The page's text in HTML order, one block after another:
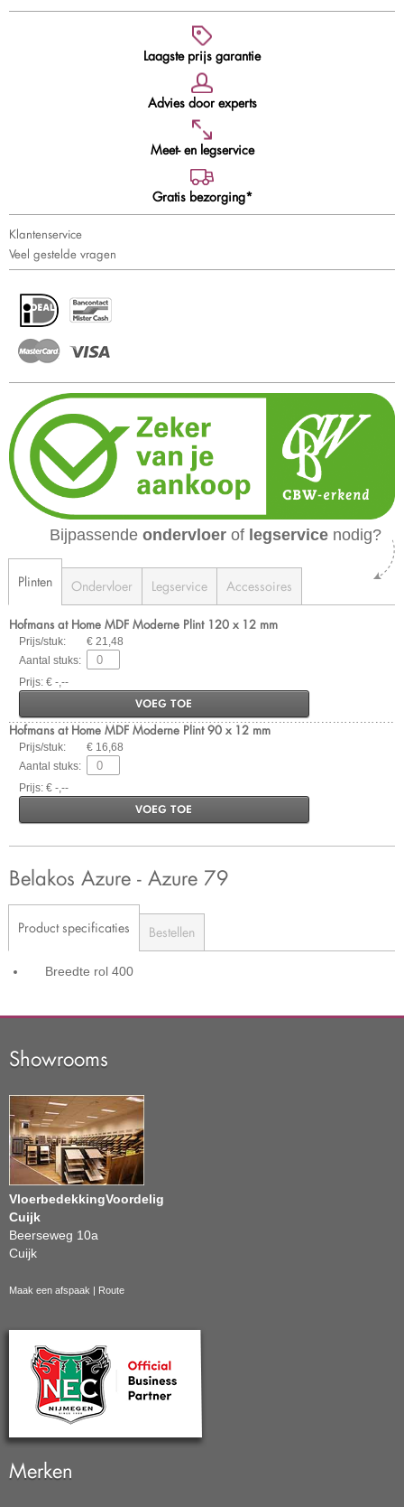
Laagste prijs garantie
Advies door experts
Meet- en legservice
Gratis bezorging*
Klantenservice
Veel gestelde vragen
Bijpassende ondervloer of legservice nodig?
Plinten Ondervloer Legservice Accessoires
Hofmans at Home MDF Moderne Plint 120 x 12 mm
Prijs/stuk:
€ 21,48
Aantal stuks:
Prijs: € -,--
VOEG TOE
Hofmans at Home MDF Moderne Plint 90 x 12 mm
Prijs/stuk:
€ 16,68
Aantal stuks:
Prijs: € -,--
VOEG TOE
Belakos Azure - Azure 79
Product specificaties Bestellen
Breedte rol 400
Showrooms
VloerbedekkingVoordelig
Cuijk
Beerseweg 10a
Cuijk
Maak een afspaak Route
Merken